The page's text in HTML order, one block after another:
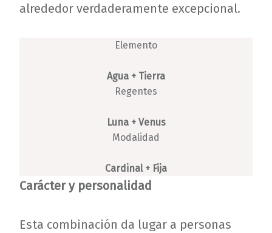
alrededor verdaderamente excepcional.
Elemento
Agua + Tierra
Regentes
Luna + Venus
Modalidad
Cardinal + Fija
Carácter y personalidad
Esta combinación da lugar a personas